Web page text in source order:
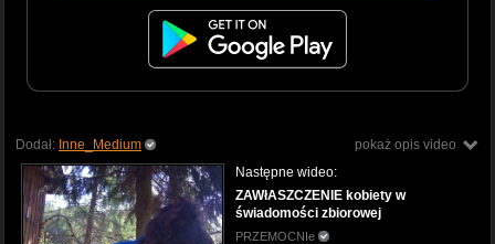
pokaż opis video
Dodał: Inne_Medium
Następne wideo:
ZAWłASZCZENIE kobiety w
świadomości zbiorowej
PRZEMOCNIe